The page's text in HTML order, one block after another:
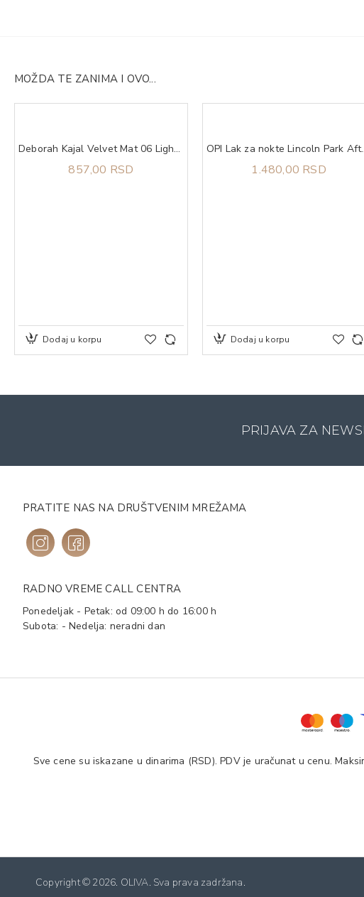
MOŽDA TE ZANIMA I OVO...
Deborah Kajal Velvet Mat 06 Light Blue
857,00 RSD
Dodaj u korpu
OPI Lak za
1.480,00 RSD
Dodaj u korpu
PRIJAVA ZA
PRATITE NAS NA DRUŠTVENIM MREŽAMA
RADNO VREME CALL CENTRA
Ponedeljak - Petak: od 09:00 h do 16:00 h
Subota: - Nedelja: neradni dan
Sve cene su iskazane u dinarima (RSD). PDV je uračunat u cenu.
Copyright © 2026. OLIVA. Sva prava zadržana.